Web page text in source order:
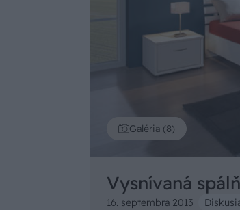
Galéria (8)
Vysnívaná
16. septembra 2013